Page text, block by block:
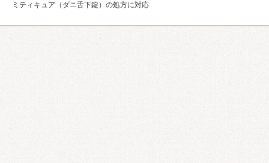
ミティキュア（ダニ舌下錠）の処方に対応